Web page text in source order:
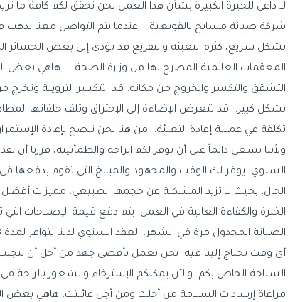
لا داعى للحيرة الكبيرة بشأن هذا العمل نحن نحقق لكم كافة ما
شركة صيانة مسابح بالقويعية عندما يتم التواصل معنا نذهب
بشكل سريع، كثرة التعبئة والتفريغ قد تؤدي إلى بعض الخسائر
المعقمات العالمية المصرح بها من وزارة الصحة. هاهي بعض
التشقق والتكسر والخروج من مكانه. قد تتكسر الترويبة
بشكل كبير. قد تتعرض الإضاءة إلى الإحتراق وتلف حلقاتها
تكلفة في عملية إعادة التعبئة. من هنا نحن ننصح بإعادة
ولأننا نسعى دائماً على أن نوفر لكم الراحة والطمأنينة، قررنا أن
السنوي يوفر لك الوقت والمجهود والمبالغ التى تقوم بدفعها
الحال، بحيث لا تزيد المشكلة عن حجمها الطبيعي. مميزات
الخبرة والكفاءة العالية في العمل. يتم دفع قيمة الإصلاحات
أى وقت تحتاج إلينا فيه. نحن نعمل بأقصى جهد من أجل أن نتجنب
السباحة الخاص بكم. والآن يمكنكم الإسترخاء والشعور
مراعاة إرشادات السلامة من أجلك ومن أجل عائلتك. هاهي بعض